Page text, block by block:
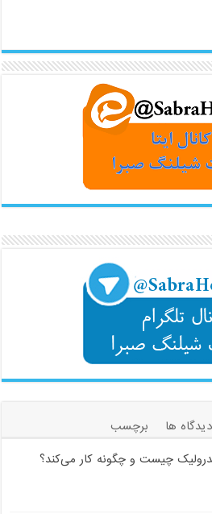
دیدگاه ها
برچسب
چیست و چگونه کار می‌کند؟